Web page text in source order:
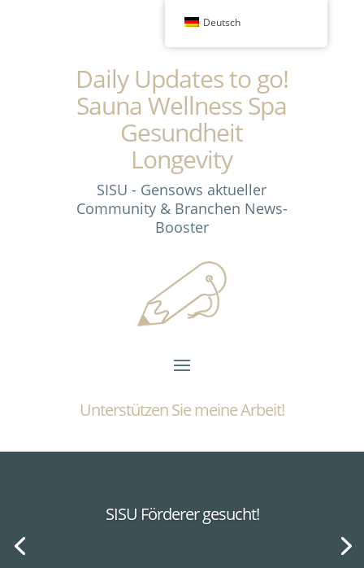
Daily Updates to go!
Sauna Wellness Spa
Gesundheit
Longevity
SISU - Gensows aktueller
Community & Branchen News-
Booster
Unterstützen Sie meine Arbeit!
SISU Förderer gesucht!
Deutsch